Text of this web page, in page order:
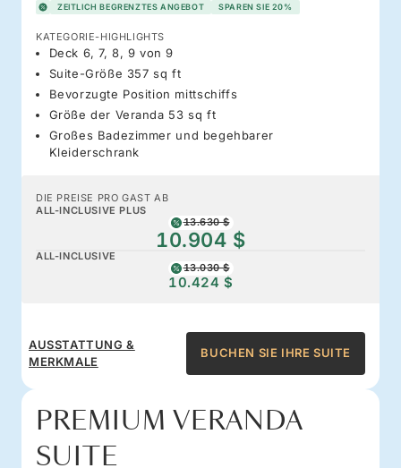
ZEITLICH BEGRENZTES ANGEBOT SPAREN SIE 20%
KATEGORIE-HIGHLIGHTS
Deck 6, 7, 8, 9 von 9
Suite-Größe 357 sq ft
Bevorzugte Position mittschiffs
Größe der Veranda 53 sq ft
Großes Badezimmer und begehbarer
Kleiderschrank
DIE PREISE PRO GAST AB
ALL-INCLUSIVE PLUS
13.630 $
10.904 $
ALL-INCLUSIVE
13.030 $
10.424 $
AUSSTATTUNG &
MERKMALE
BUCHEN SIE IHRE SUITE
PREMIUM VERANDA
SUITE